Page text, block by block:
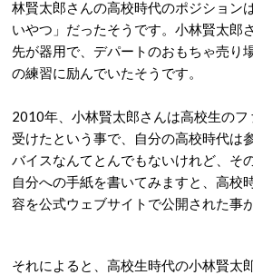
林賢太郎さんの高校時代のポジション
いやつ」だったそうです。小林賢太郎
先が器用で、デパートのおもちゃ売り
の練習に励んでいたそうです。
2010年、小林賢太郎さんは高校生の
受けたという事で、自分の高校時代は
バイスなんてとんでもないけれど、そ
自分への手紙を書いてみますと、高校
容を公式ウェブサイトで公開された事
それによると、高校生時代の小林賢太